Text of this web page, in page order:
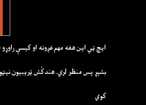
ايچ ټي اين هغه مهم غږونه او کيسې
بشپړ پس منظر لري. هندکُش ټريبيون
کوي